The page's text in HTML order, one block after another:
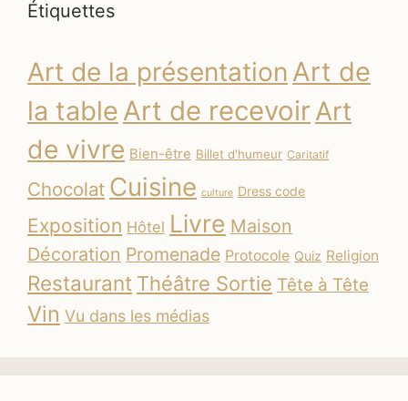
Étiquettes
Art de la présentation Art de
la table Art de recevoirArt
de vivre Bien-être Billet d'humeur Caritatif
Chocolat Cuisine culture Dress code
Exposition Hôtel Livre Maison
Décoration Promenade Protocole Quiz Religion
Restaurant Théâtre Sortie Tête à Tête
Vin Vu dans les médias